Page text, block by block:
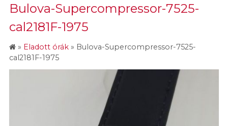
Bulova-Supercompressor-7525-
cal2181F-1975
» Eladott órák » Bulova-Supercompressor-7525-
cal2181F-1975